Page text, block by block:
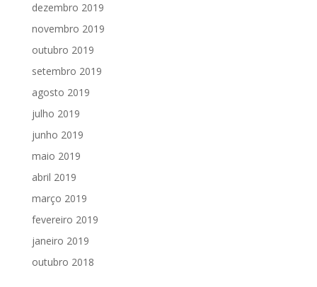
dezembro 2019
novembro 2019
outubro 2019
setembro 2019
agosto 2019
julho 2019
junho 2019
maio 2019
abril 2019
março 2019
fevereiro 2019
janeiro 2019
outubro 2018